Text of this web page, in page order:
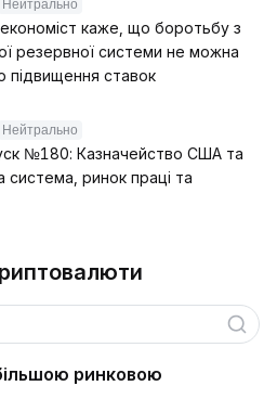
Нейтрально
каже, що боротьбу з
резервної системи не можна
підвищення ставок
Нейтрально
№180: Казначейство США та
ринок праці та
ринковою